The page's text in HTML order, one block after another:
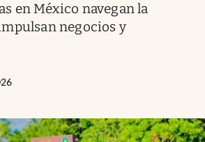
en México navegan la
negocios y